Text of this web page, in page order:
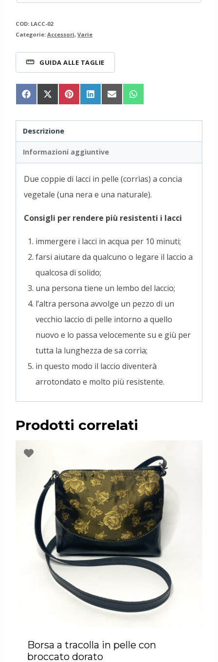
COD: LACC-02
Categorie: Accessori, Varie
GUIDA ALLE TAGLIE
Share
on
Share
on
(Twitter)
Share
on
Share
on
Share
on
Share
on
Descrizione
Informazioni aggiuntive
Due coppie di lacci in pelle (corrìas) a concia
vegetale (una nera e una naturale).
Consigli per rendere più resistenti i lacci
immergere i lacci in acqua per 10 minuti;
farsi aiutare da qualcuno o legare il laccio a
qualcosa di solido;
una persona tiene un lembo del laccio;
l’altra persona avvolge un pezzo di un
vecchio laccio di pelle intorno a quello
nuovo e lo passa velocemente su e giù per
tutta la lunghezza de sa corrìa;
in questo modo il laccio diventerà
arrotondato e molto più resistente.
Prodotti correlati
Borsa a tracolla in pelle con
broccato dorato